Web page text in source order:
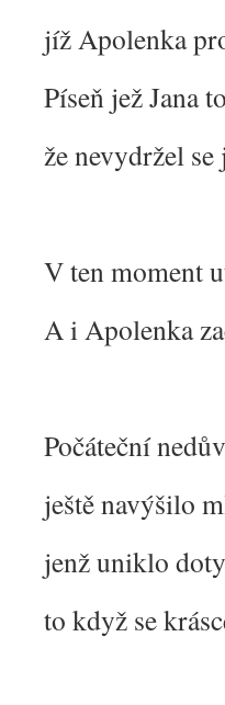
jíž Apolenka
Píseň jež Jana
že nevydržel
V ten moment
A i Apolenka
Počáteční
ještě navýšilo
jenž uniklo
to když se